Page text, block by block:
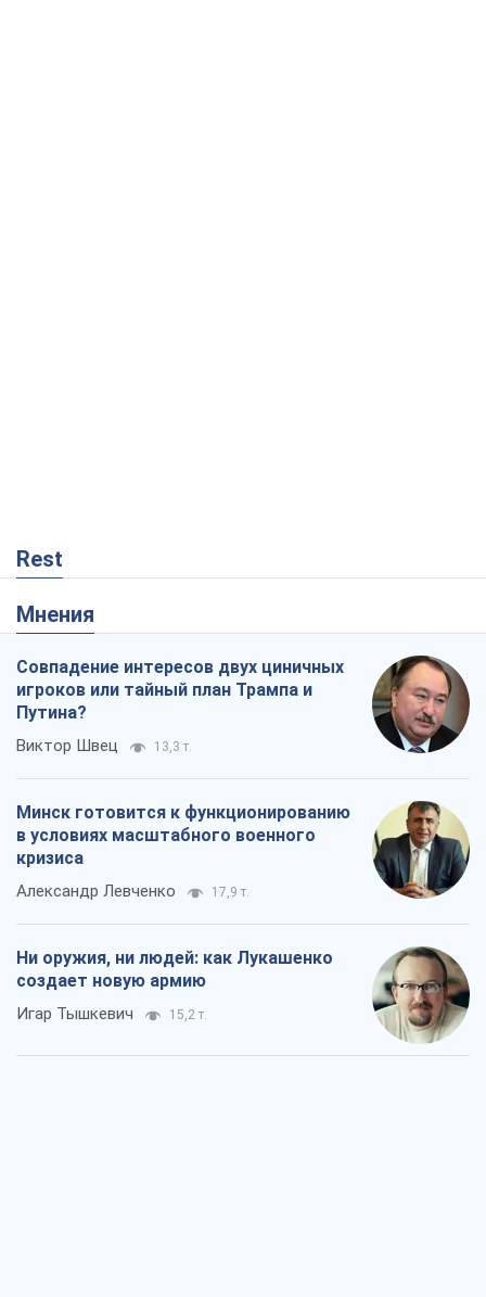
Rest
Мнения
Совпадение интересов двух циничных
игроков или тайный план Трампа и
Путина?
Виктор Швец 13,3 т.
Минск готовится к функционированию
в условиях масштабного военного
кризиса
Александр Левченко 17,9 т.
Ни оружия, ни людей: как Лукашенко
создает новую армию
Игар Тышкевич 15,2 т.